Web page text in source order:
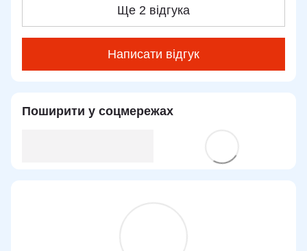
Ще 2 відгука
Написати відгук
Поширити у соцмережах